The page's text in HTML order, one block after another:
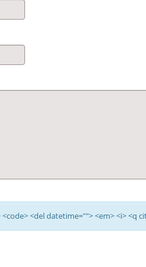
<del datetime=""> <em> <i> <q